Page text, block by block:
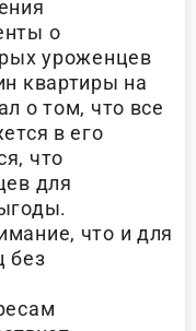
о
уроженцев
квартиры на
о том, что все
в его
что
для
что и для
без